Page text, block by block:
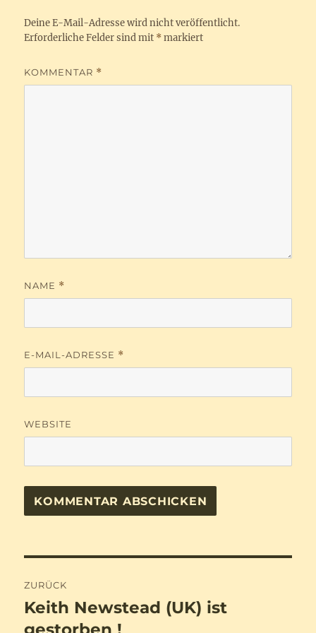
Deine E-Mail-Adresse wird nicht veröffentlicht.
Erforderliche Felder sind mit * markiert
KOMMENTAR *
NAME *
E-MAIL-ADRESSE *
WEBSITE
ZURÜCK
Vorheriger
Beitrag:
Keith Newstead (UK) ist